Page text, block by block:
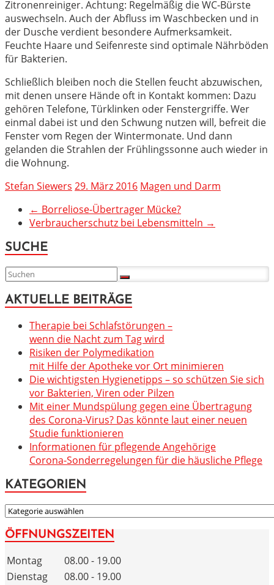
Zitronenreiniger. Achtung: Regelmäßig die WC-Bürste
auswechseln. Auch der Abfluss im Waschbecken und in
der Dusche verdient besondere Aufmerksamkeit.
Feuchte Haare und Seifenreste sind optimale Nährböden
für Bakterien.
Schließlich bleiben noch die Stellen feucht abzuwischen,
mit denen unsere Hände oft in Kontakt kommen: Dazu
gehören Telefone, Türklinken oder Fenstergriffe. Wer
einmal dabei ist und den Schwung nutzen will, befreit die
Fenster vom Regen der Wintermonate. Und dann
gelanden die Strahlen der Frühlingssonne auch wieder in
die Wohnung.
Stefan Siewers 29. März 2016 Magen und Darm
← Borreliose-Übertrager Mücke?
Verbraucherschutz bei Lebensmitteln →
SUCHE
AKTUELLE BEITRÄGE
Therapie bei Schlafstörungen –
wenn die Nacht zum Tag wird
Risiken der Polymedikation
mit Hilfe der Apotheke vor Ort minimieren
Die wichtigsten Hygienetipps – so schützen Sie sich
vor Bakterien, Viren oder Pilzen
Mit einer Mundspülung gegen eine Übertragung
des Corona-Virus? Das könnte laut einer neuen
Studie funktionieren
Informationen für pflegende Angehörige
Corona-Sonderregelungen für die häusliche Pflege
KATEGORIEN
KATEGORIEN
ÖFFNUNGSZEITEN
Montag
08.00 - 19.00
Dienstag
08.00 - 19.00